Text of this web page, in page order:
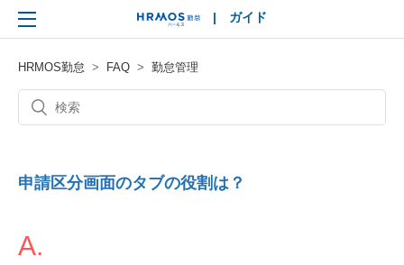
HRMOS
| ガイド
HRMOS勤怠 FAQ 勤怠管理
申請区分画面のタブの役割は？
A.